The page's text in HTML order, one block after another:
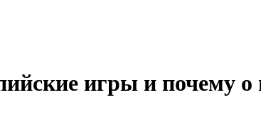
игры и почему о